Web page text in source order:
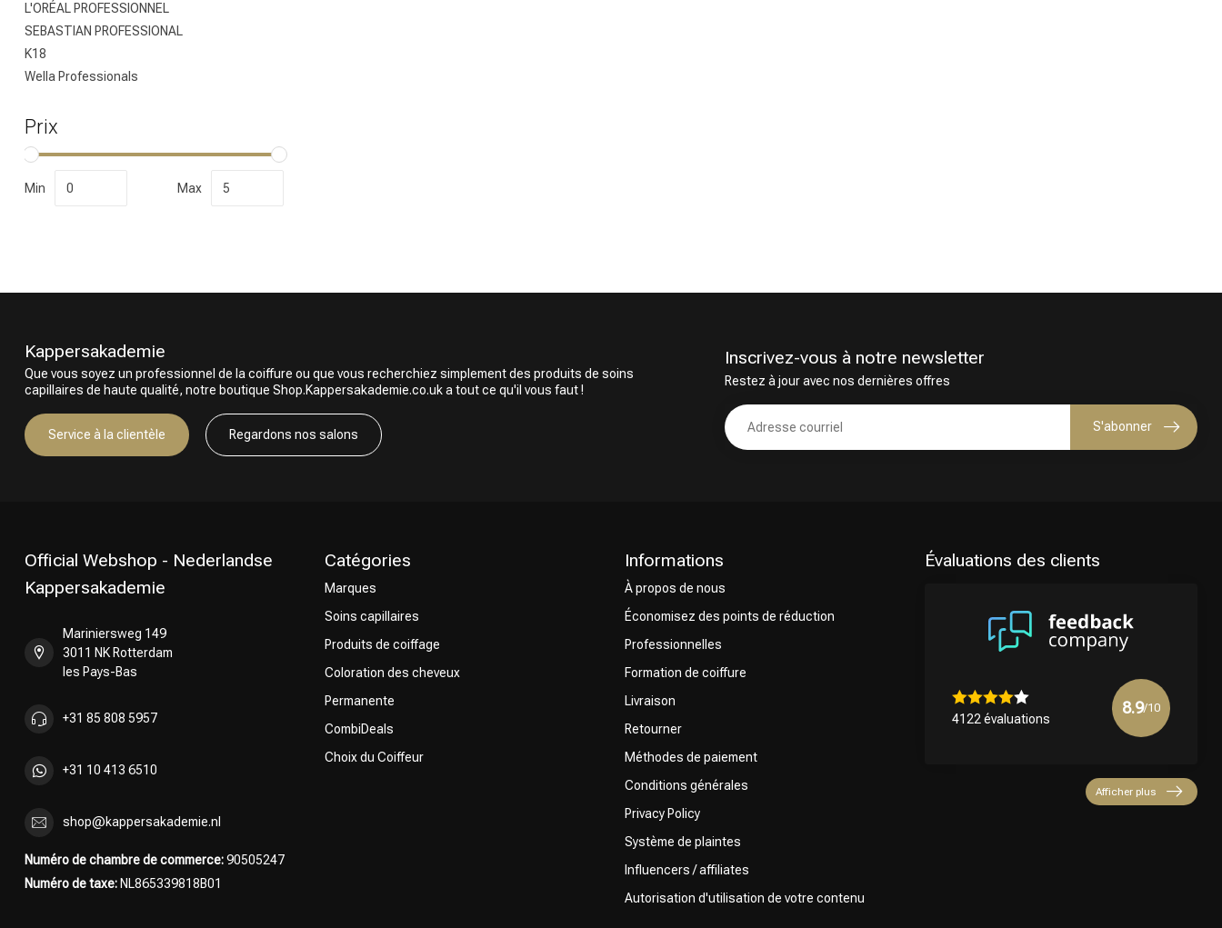
L'ORÉAL PROFESSIONNEL
SEBASTIAN PROFESSIONAL
K18
Wella Professionals
Prix
Min Max
Kappersakademie
Que vous soyez un professionnel de la coiffure ou que vous recherchiez simplement des produits de soins
capillaires de haute qualité, notre boutique Shop.Kappersakademie.co.uk a tout ce qu'il vous faut !
Service à la clientèle Regardons nos salons
Inscrivez-vous à notre newsletter
Restez à jour avec nos dernières offres
S'abonner
Official Webshop - Nederlandse
Kappersakademie
Mariniersweg 149
3011 NK Rotterdam
les Pays-Bas
+31 85 808 5957
+31 10 413 6510
shop@kappersakademie.nl
Numéro de chambre de commerce:90505247
Numéro de taxe: NL865339818B01
Catégories
Marques
Soins capillaires
Produits de coiffage
Coloration des cheveux
Permanente
CombiDeals
Choix du Coiffeur
Informations
À propos de nous
Économisez des points de réduction
Professionnelles
Formation de coiffure
Livraison
Retourner
Méthodes de paiement
Conditions générales
Privacy Policy
Système de plaintes
Influencers / affiliates
Autorisation d'utilisation de votre contenu
Évaluations des clients
4122 évaluations
8.9/10
Afficher plus